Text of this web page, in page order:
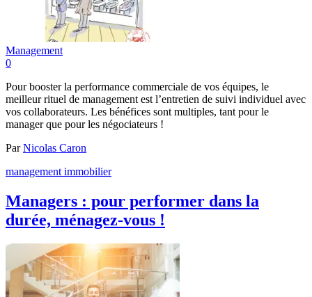
Management
0
Pour booster la performance commerciale de vos équipes, le
meilleur rituel de management est l’entretien de suivi individuel avec
vos collaborateurs. Les bénéfices sont multiples, tant pour le
manager que pour les négociateurs !
ParNicolas Caron
management immobilier
Managers : pour performer dans la
durée, ménagez-vous !